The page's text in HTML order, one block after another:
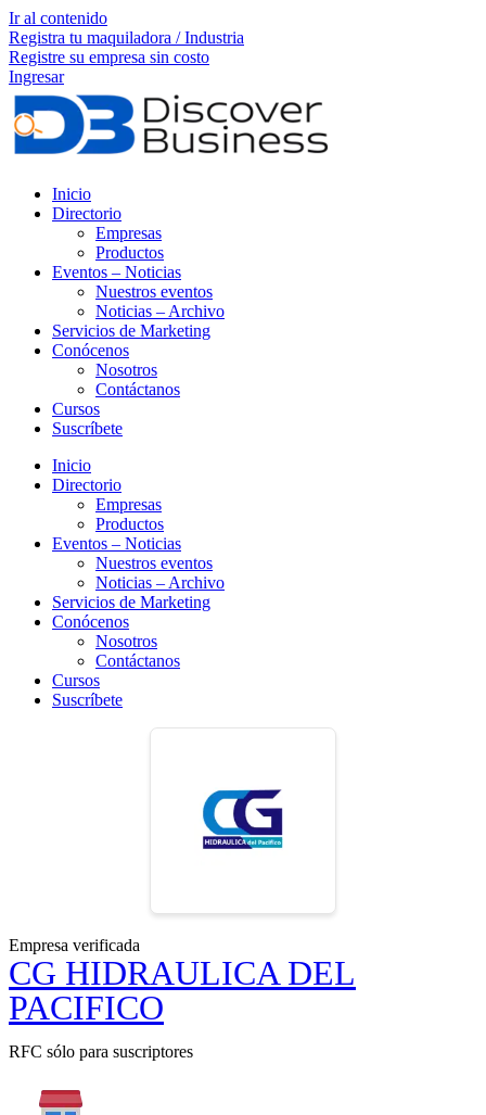
Ir al contenido
Registra tu maquiladora / Industria
Registre su empresa sin costo
Ingresar
Inicio
Directorio
Empresas
Productos
Eventos – Noticias
Nuestros eventos
Noticias – Archivo
Servicios de Marketing
Conócenos
Nosotros
Contáctanos
Cursos
Suscríbete
Inicio
Directorio
Empresas
Productos
Eventos – Noticias
Nuestros eventos
Noticias – Archivo
Servicios de Marketing
Conócenos
Nosotros
Contáctanos
Cursos
Suscríbete
Empresa verificada
CG HIDRAULICA DEL
PACIFICO
RFC sólo para suscriptores